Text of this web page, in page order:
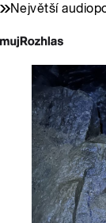
Největší